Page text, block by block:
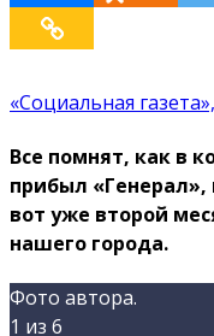
«Социальная
Все помнят, как в
прибыл «Генерал»,
вот уже второй
нашего города.
Фото автора.
1 из 6